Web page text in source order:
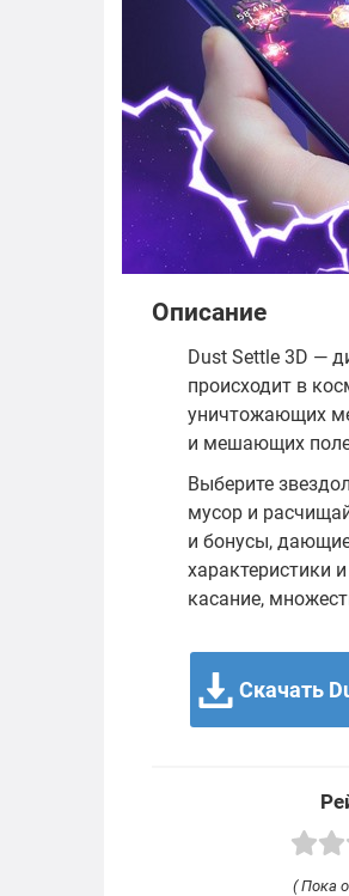
Описание
Dust Settle 3D —
происходит в
уничтожающих
и мешающих
Выберите
мусор и
и бонусы,
характеристики
касание,
Скачать
( Пока